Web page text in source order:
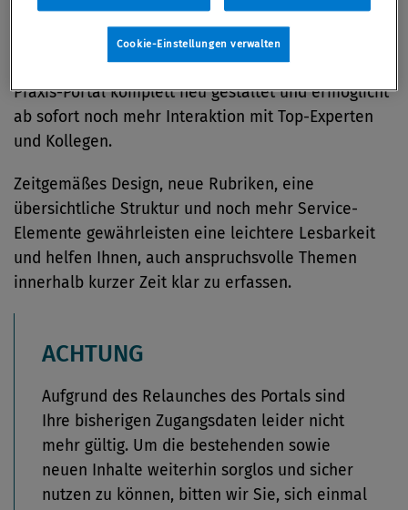
In den letzten Monaten wurde das Compliance
Praxis-Portal komplett neu gestaltet und ermöglicht
ab sofort noch mehr Interaktion mit Top-Experten
und Kollegen.
Zeitgemäßes Design, neue Rubriken, eine
übersichtliche Struktur und noch mehr Service-
Elemente gewährleisten eine leichtere Lesbarkeit
und helfen Ihnen, auch anspruchsvolle Themen
innerhalb kurzer Zeit klar zu erfassen.
ACHTUNG
Aufgrund des Relaunches des Portals sind
Ihre bisherigen Zugangsdaten leider nicht
mehr gültig. Um die bestehenden sowie
neuen Inhalte weiterhin sorglos und sicher
nutzen zu können, bitten wir Sie, sich einmal
Cookie-Einstellungen verwalten